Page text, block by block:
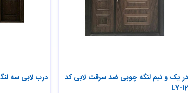
درب لابی سه
در یک و نیم لنگه چوبی ضد سرقت لابی کد
LY-12